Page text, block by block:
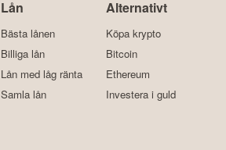
Lån
Bästa lånen
Billiga lån
Lån med låg ränta
Samla lån
Alternativt
Köpa krypto
Bitcoin
Ethereum
Investera i guld